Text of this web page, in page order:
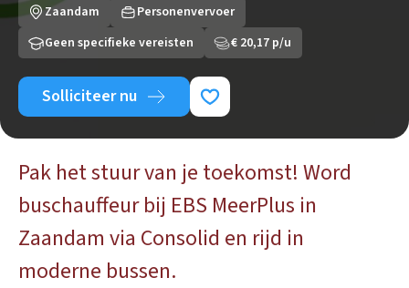
Zaandam
Personenvervoer
Geen specifieke vereisten
€ 20,17 p/u
Solliciteer nu
Pak het stuur van je toekomst! Word
buschauffeur bij EBS MeerPlus in
Zaandam via Consolid en rijd in
moderne bussen.